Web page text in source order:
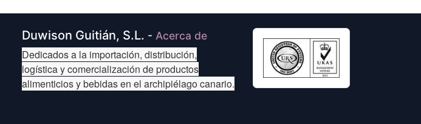
Duwison Guitián, S.L. - Acerca de
Dedicados a la importación, distribución,
logística y comercialización de productos
alimenticios y bebidas en el archipiélago canario.